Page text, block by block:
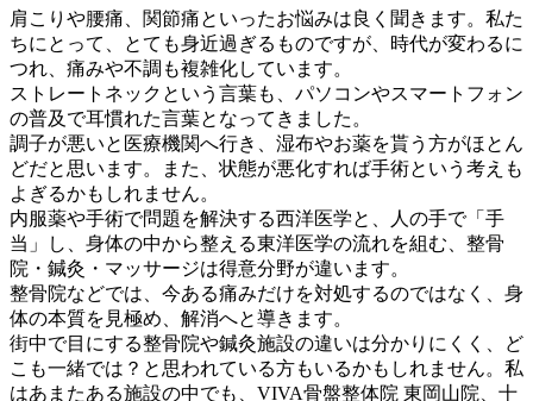
肩こりや腰痛、関節痛といったお悩みは良く聞きます。私た
ちにとって、とても身近過ぎるものですが、時代が変わるに
つれ、痛みや不調も複雑化しています。
ストレートネックという言葉も、パソコンやスマートフォン
の普及で耳慣れた言葉となってきました。
調子が悪いと医療機関へ行き、湿布やお薬を貰う方がほとん
どだと思います。また、状態が悪化すれば手術という考えも
よぎるかもしれません。
内服薬や手術で問題を解決する西洋医学と、人の手で「手
当」し、身体の中から整える東洋医学の流れを組む、整骨
院・鍼灸・マッサージは得意分野が違います。
整骨院などでは、今ある痛みだけを対処するのではなく、身
体の本質を見極め、解消へと導きます。
街中で目にする整骨院や鍼灸施設の違いは分かりにくく、ど
こも一緒では？と思われている方もいるかもしれません。私
はあまたある施設の中でも、VIVA骨盤整体院 東岡山院、十